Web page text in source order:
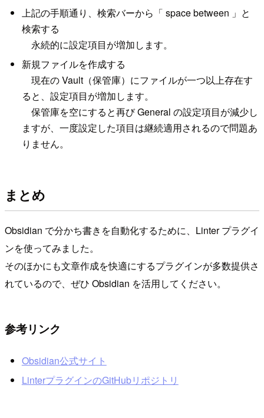
上記の手順通り、検索バーから「 space between 」と
検索する
永続的に設定項目が増加します。
新規ファイルを作成する
現在の Vault（保管庫）にファイルが一つ以上存在す
ると、設定項目が増加します。
保管庫を空にすると再び General の設定項目が減少し
ますが、一度設定した項目は継続適用されるので問題あ
りません。
まとめ
Obsidian で分かち書きを自動化するために、Linter プラグイ
ンを使ってみました。
そのほかにも文章作成を快適にするプラグインが多数提供さ
れているので、ぜひ Obsidian を活用してください。
参考リンク
Obsidian公式サイト
LinterプラグインのGitHubリポジトリ